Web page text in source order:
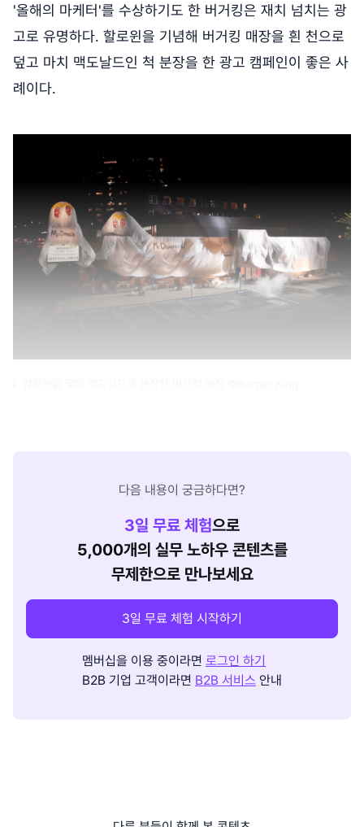
'올해의 마케터'를 수상하기도 한 버거킹은 재치 넘치는 광
고로 유명하다. 할로윈을 기념해 버거킹 매장을 흰 천으로
덮고 마치 맥도날드인 척 분장을 한 광고 캠페인이 좋은 사
례이다.
다음 내용이 궁금하다면?
3일 무료 체험으로
5,000개의 실무 노하우 콘텐츠를
무제한으로 만나보세요
3일 무료 체험 시작하기
멤버십을 이용 중이라면 로그인 하기
B2B 기업 고객이라면 B2B 서비스 안내